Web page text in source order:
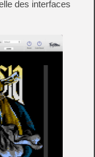
des interfaces